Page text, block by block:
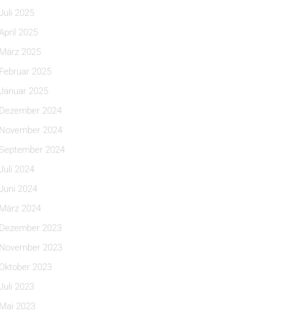
Juli 2025
2025
März 2025
Februar 2025
Januar 2025
Dezember 2024
November 2024
September 2024
Juli 2024
Juni 2024
März 2024
Dezember 2023
November 2023
Oktober 2023
Juli 2023
Mai 2023